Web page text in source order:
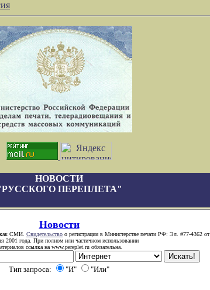
НОВОСТИ
ПЕРЕПЛЕТА"
Новости
как СМИ. Свидетельство о регистрации в Министерстве печати РФ: Эл. #77-4362 от
2001 года. При полном или частичном использовании
ссылка на www.pereplet.ru обязательна.
Тип запроса: "И" "Или"